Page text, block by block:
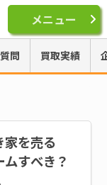
問 買取実績
を売る
すべき？
メニュー